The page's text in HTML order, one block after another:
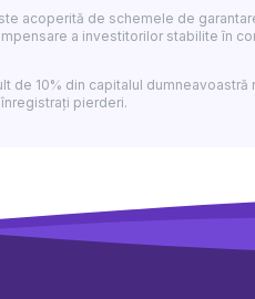
acoperită de schemele de
a investitorilor stabilite în
de 10% din capitalul
pierderi.